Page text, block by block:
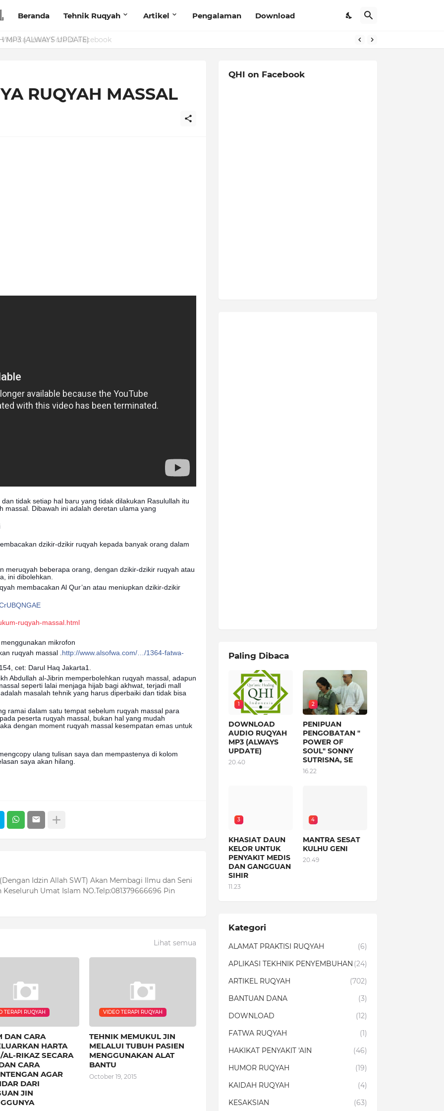
Beranda Tehnik Ruqyah Artikel Pengalaman Download
Lewat Foto di Facebook
RUQYAH MASSAL
tidak setiap hal baru yang tidak dilakukan Rasulullah itu
Dibawah ini adalah deretan ulama yang
dzikir-dzikir ruqyah kepada banyak orang dalam
meruqyah beberapa orang, dengan dzikir-dzikir ruqyah atau
ini dibolehkan.
membacakan Al Qur’an atau meniupkan dzikir-dzikir
ruqyah-massal.html
mikrofon
ruqyah massal . http://www.alsofwa.com/…/1364-fatwa-
cet: Darul Haq Jakarta1.
Abdullah al-Jibrin memperbolehkan ruqyah massal, adapun
seperti lalai menjaga hijab bagi akhwat, terjadi mall
masalah tehnik yang harus diperbaiki dan tidak bisa
ramai dalam satu tempat sebelum ruqyah massal para
peserta ruqyah massal, bukan hal yang mudah
dengan moment ruqyah massal kesempatan emas untuk
ulang tulisan saya dan mempastenya di kolom
saya akan hilang.
Idzin Allah SWT) Akan Membagi Ilmu dan Seni
Umat Islam NO.Telp:081379666696 Pin
Lihat semua
TERAPI RUQYAH
DAN CARA
HARTA
AL-RIKAZ SECARA
CARA
AGAR
DARI
JIN
VIDEO TERAPI RUQYAH
TEHNIK MEMUKUL JIN
MELALUI TUBUH PASIEN
MENGGUNAKAN ALAT
BANTU
October 19, 2015
QHI on Facebook
Paling Dibaca
1
DOWNLOAD
AUDIO RUQYAH
MP3 (ALWAYS
UPDATE)
20.40
2
PENIPUAN
PENGOBATAN "
POWER OF
SOUL" SONNY
SUTRISNA, SE
16.22
3
KHASIAT DAUN
KELOR UNTUK
PENYAKIT MEDIS
DAN GANGGUAN
SIHIR
11.23
4
MANTRA SESAT
KULHU GENI
20.49
Kategori
ALAMAT PRAKTISI RUQYAH
(6)
APLIKASI TEKHNIK PENYEMBUHAN (24)
ARTIKEL RUQYAH
(702)
BANTUAN DANA
(3)
DOWNLOAD
(12)
FATWA RUQYAH
(1)
HAKIKAT PENYAKIT 'AIN
(46)
HUMOR RUQYAH
(19)
KAIDAH RUQYAH
(4)
KESAKSIAN
(63)